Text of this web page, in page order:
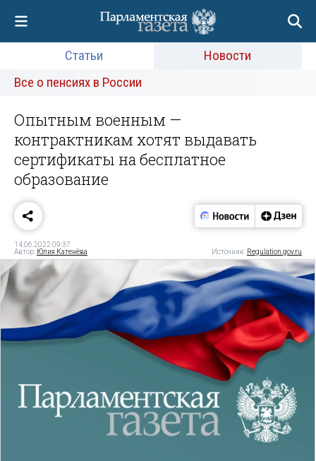
Статьи
Новости
Все о пенсиях в России
Опытным военным —
контрактникам хотят выдавать
сертификаты на бесплатное
образование
14.06.2022 09:37
Автор: Юлия Катенёва Источник: Regulation.gov.ru